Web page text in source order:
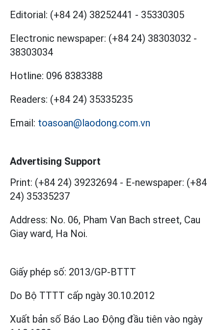
Editorial: (+84 24) 38252441 - 35330305
Electronic newspaper: (+84 24) 38303032 -
38303034
Hotline: 096 8383388
Readers: (+84 24) 35335235
Email: toasoan@laodong.com.vn
Advertising Support
Print: (+84 24) 39232694 - E-newspaper: (+84
24) 35335237
Address: No. 06, Pham Van Bach street, Cau
Giay ward, Ha Noi.
Giấy phép số: 2013/GP-BTTT
Do Bộ TTTT cấp ngày 30.10.2012
Xuất bản số Báo Lao Động đầu tiên vào ngày